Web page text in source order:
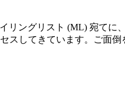
リングリスト (ML) 宛てに
スしてきています。ご面